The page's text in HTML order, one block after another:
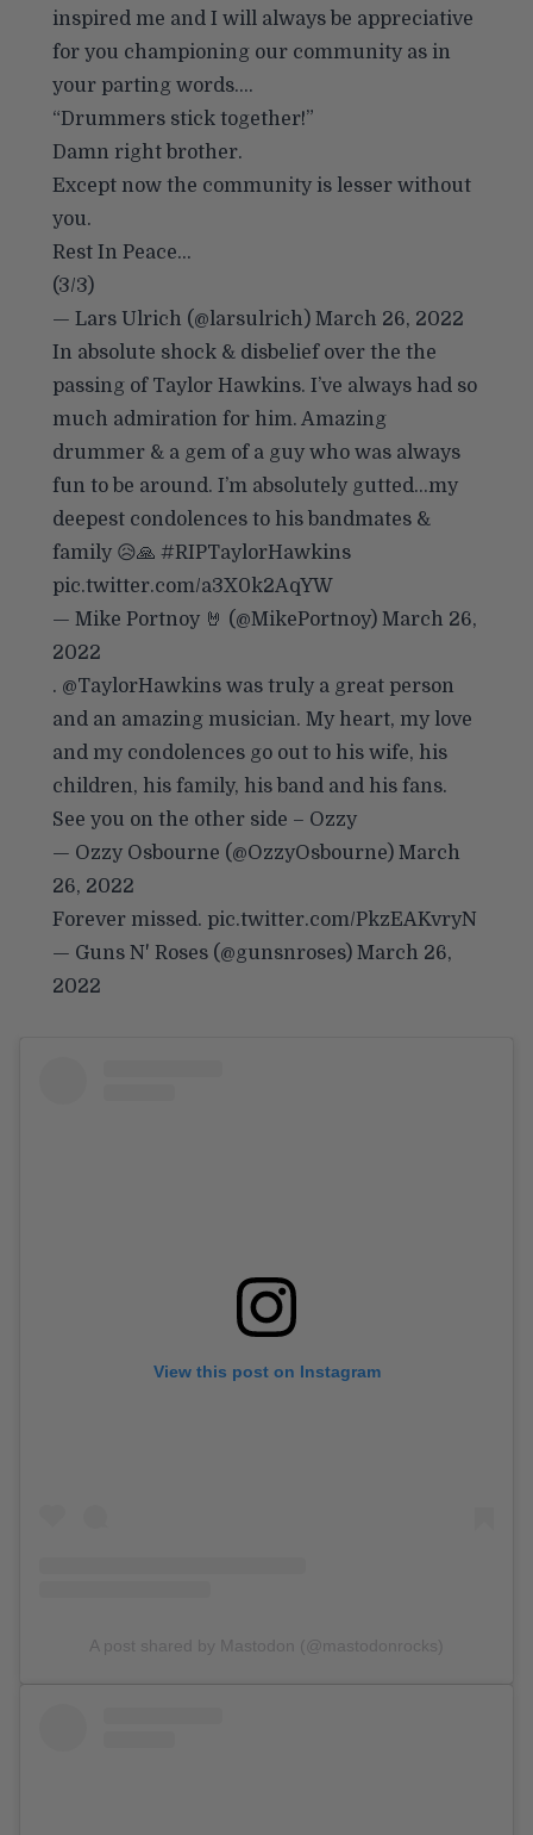
inspired me and I will always be appreciative
for you championing our community as in
your parting words….
“Drummers stick together!”
Damn right brother.
Except now the community is lesser without
you.
Rest In Peace…
(3/3)
— Lars Ulrich (@larsulrich) March 26, 2022
In absolute shock & disbelief over the the
passing of Taylor Hawkins. I’ve always had so
much admiration for him. Amazing
drummer & a gem of a guy who was always
fun to be around. I’m absolutely gutted…my
deepest condolences to his bandmates &
family 😥🙏 #RIPTaylorHawkins
pic.twitter.com/a3X0k2AqYW
— Mike Portnoy 🤘 (@MikePortnoy) March 26,
2022
. @TaylorHawkins was truly a great person
and an amazing musician. My heart, my love
and my condolences go out to his wife, his
children, his family, his band and his fans.
See you on the other side – Ozzy
— Ozzy Osbourne (@OzzyOsbourne) March
26, 2022
Forever missed. pic.twitter.com/PkzEAKvryN
— Guns N' Roses (@gunsnroses) March 26,
2022
View this post on Instagram
A post shared by Mastodon (@mastodonrocks)